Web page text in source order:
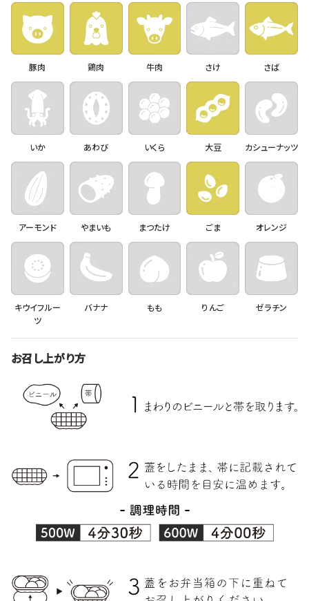
豚肉 鶏肉 牛肉 さけ さば
いか あわび いくら 大豆 カシューナッツ
アーモンド やまいも まつたけ ごま オレンジ
キウイフルー
ツ
バナナ もも りんご ゼラチン
お召し上がり方